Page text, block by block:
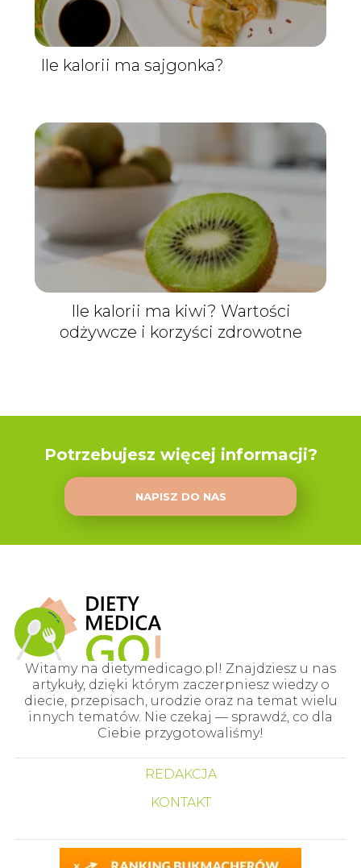
Ile kalorii ma sajgonka?
Ile kalorii ma kiwi? Wartości
odżywcze i korzyści zdrowotne
Potrzebujesz więcej informacji?
NAPISZ DO NAS
Witamy na dietymedicago.pl! Znajdziesz u nas
artykuły, dzięki którym zaczerpniesz wiedzy o
diecie, przepisach, urodzie oraz na temat wielu
innych tematów. Nie czekaj — sprawdź, co dla
Ciebie przygotowaliśmy!
REDAKCJA
KONTAKT